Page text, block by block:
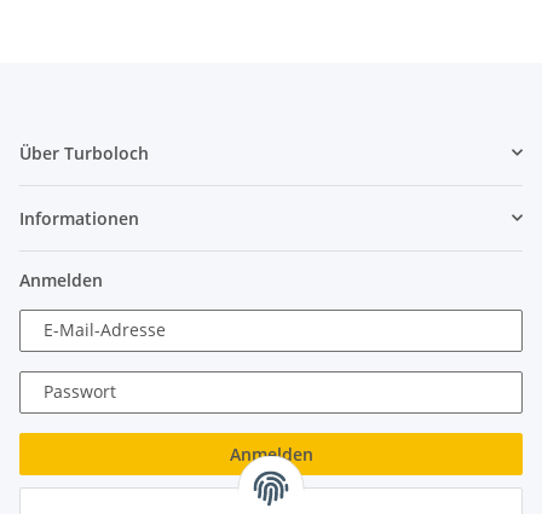
Über Turboloch
Informationen
Anmelden
E-Mail-Adresse
Passwort
Anmelden